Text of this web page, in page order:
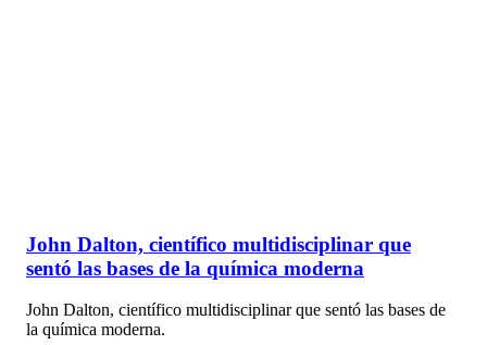
John Dalton, científico multidisciplinar que
sentó las bases de la química moderna
John Dalton, científico multidisciplinar que sentó las bases de
la química moderna.